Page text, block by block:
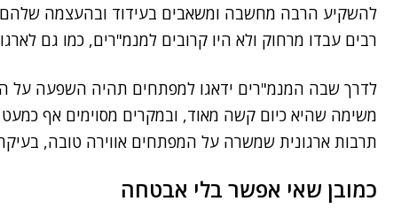
להשקיע הרבה מחשבה ומשאבים בעידוד ובהעצמה
רבים עבדו מרחוק ולא היו קרובים למנמ"רים, כמו גם
לדרך שבה המנמ"רים ידאגו למפתחים תהיה השפעה על
משימה שהיא כיום קשה מאוד, ובמקרים מסוימים אף כמעט
תרבות ארגונית שמשרה על המפתחים אווירה טובה,
כמובן שאי אפשר בלי אבטחה